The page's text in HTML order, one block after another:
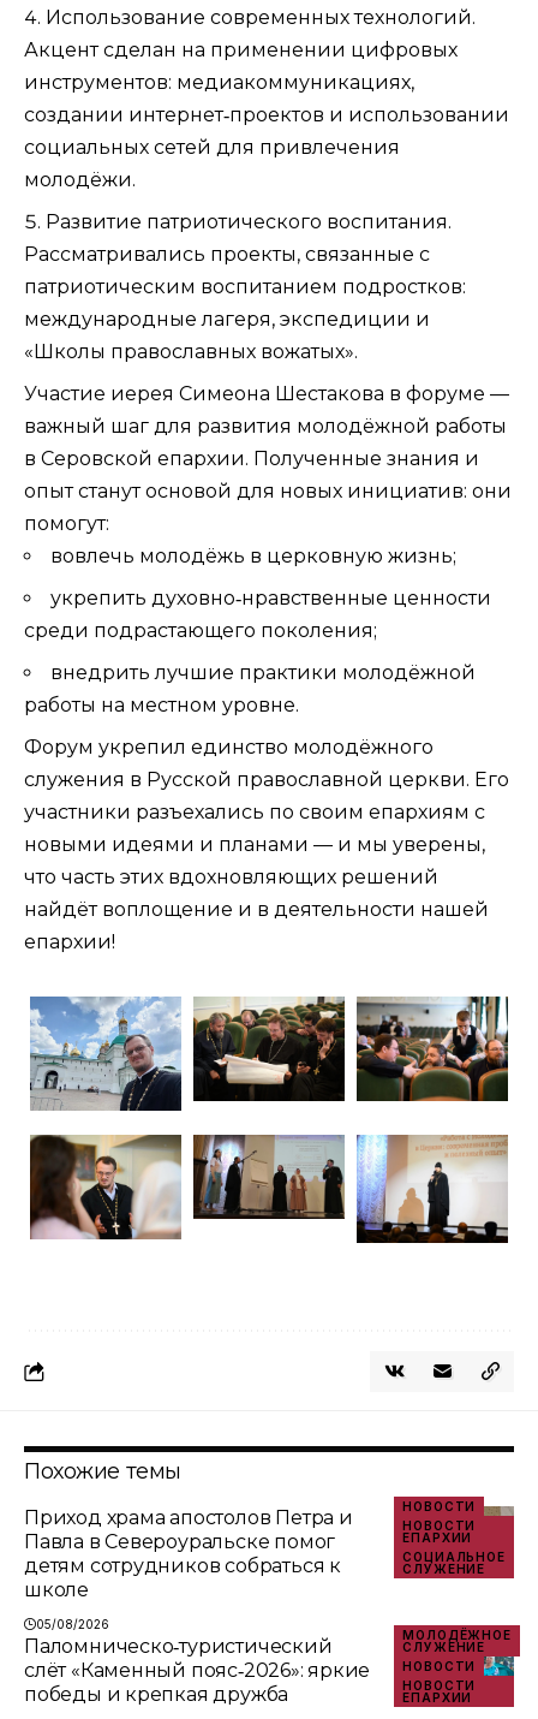
Использование современных технологий.
Акцент сделан на применении цифровых
инструментов: медиакоммуникациях,
создании интернет‑проектов и использовании
социальных сетей для привлечения
молодёжи.
Развитие патриотического воспитания.
Рассматривались проекты, связанные с
патриотическим воспитанием подростков:
международные лагеря, экспедиции и
«Школы православных вожатых».
Участие иерея Симеона Шестакова в форуме —
важный шаг для развития молодёжной работы
в Серовской епархии. Полученные знания и
опыт станут основой для новых инициатив: они
помогут:
вовлечь молодёжь в церковную жизнь;
укрепить духовно‑нравственные ценности
среди подрастающего поколения;
внедрить лучшие практики молодёжной
работы на местном уровне.
Форум укрепил единство молодёжного
служения в Русской православной церкви. Его
участники разъехались по своим епархиям с
новыми идеями и планами — и мы уверены,
что часть этих вдохновляющих решений
найдёт воплощение и в деятельности нашей
епархии!
Похожие темы
НОВОСТИ
НОВОСТИ
ЕПАРХИИ
СОЦИАЛЬНОЕ
СЛУЖЕНИЕ
Приход храма апостолов Петра и
Павла в Североуральске помог
детям сотрудников собраться к
школе
05/08/2026
МОЛОДЁЖНОЕ
СЛУЖЕНИЕ
НОВОСТИ
НОВОСТИ
ЕПАРХИИ
Паломническо‑туристический
слёт «Каменный пояс‑2026»: яркие
победы и крепкая дружба